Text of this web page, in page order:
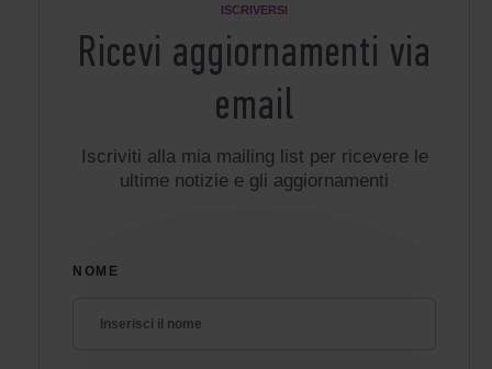
ISCRIVERSI
Ricevi aggiornamenti via
email
Iscriviti alla mia mailing list per ricevere le
ultime notizie e gli aggiornamenti
NOME